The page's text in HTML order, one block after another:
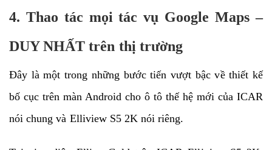
4. Thao tác mọi tác vụ Google Maps –
DUY NHẤT trên thị trường
Đây là một trong những bước tiến vượt bậc về thiết kế
bố cục trên màn Android cho ô tô thế hệ mới của ICAR
nói chung và Elliview S5 2K nói riêng.